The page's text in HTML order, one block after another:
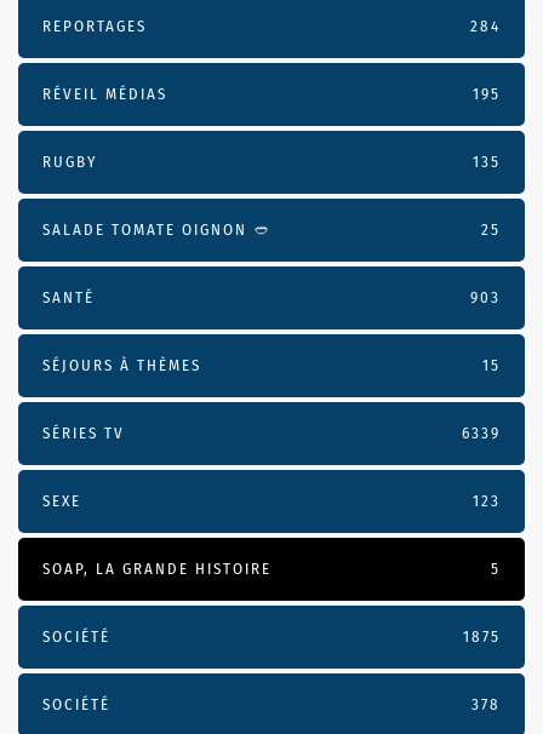
REPORTAGES 284
RÉVEIL MÉDIAS 195
RUGBY 135
SALADE TOMATE OIGNON 🥙 25
SANTÉ 903
SÉJOURS À THÈMES 15
SÉRIES TV 6339
SEXE 123
SOAP, LA GRANDE HISTOIRE 5
SOCIÉTÉ 1875
SOCIÉTÉ 378